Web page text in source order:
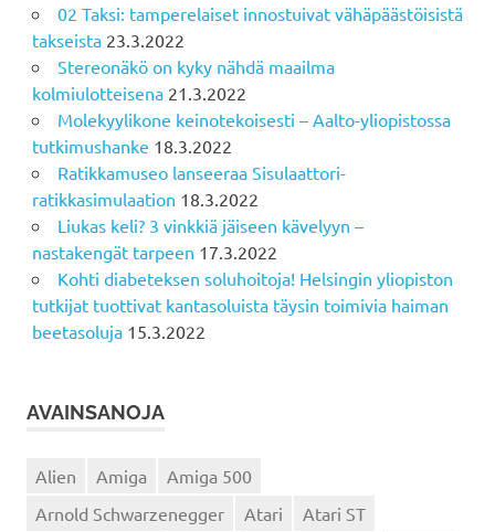
02 Taksi: tamperelaiset innostuivat vähäpäästöisistä
takseista 23.3.2022
Stereonäkö on kyky nähdä maailma
kolmiulotteisena 21.3.2022
Molekyylikone keinotekoisesti – Aalto-yliopistossa
tutkimushanke 18.3.2022
Ratikkamuseo lanseeraa Sisulaattori-
ratikkasimulaation 18.3.2022
Liukas keli? 3 vinkkiä jäiseen kävelyyn –
nastakengät tarpeen 17.3.2022
Kohti diabeteksen soluhoitoja! Helsingin yliopiston
tutkijat tuottivat kantasoluista täysin toimivia haiman
beetasoluja 15.3.2022
AVAINSANOJA
Alien Amiga
Amiga 500
Arnold Schwarzenegger
Atari
Atari ST